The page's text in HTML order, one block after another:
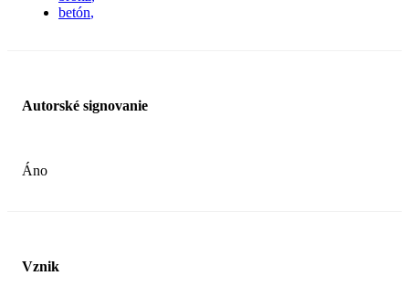
betón
Autorské signovanie
Áno
Vznik